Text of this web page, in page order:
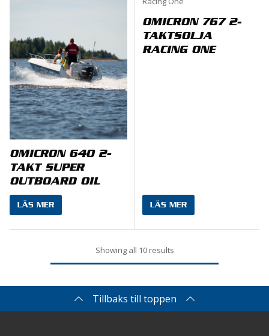
OMICRON 640 2-
TAKT SUPER
OUTBOARD OIL
LÄS MER
OMICRON 767 2-
TAKTSOLJA
RACING ONE
LÄS MER
Showing all 10 results
Tillbaks till toppen